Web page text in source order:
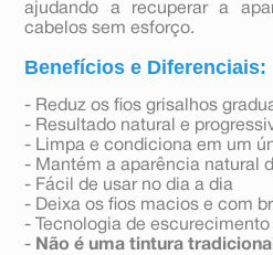
ajudando a recuperar a
cabelos sem esforço.
Benefícios e Diferenciais:
- Reduz os fios grisalhos
- Resultado natural e
- Limpa e condiciona em um
- Mantém a aparência natural
- Fácil de usar no dia a dia
- Deixa os fios macios e com
- Tecnologia de
- Não é uma tintura tradicional